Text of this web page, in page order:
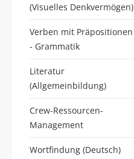
(Visuelles Denkvermögen)
Verben mit Präpositionen
- Grammatik
Literatur
(Allgemeinbildung)
Crew-Ressourcen-
Management
Wortfindung (Deutsch)